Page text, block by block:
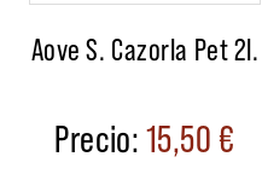
Aove S. Cazorla Pet 2l.
15,50€